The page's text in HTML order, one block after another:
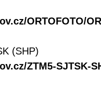
ORTOFOTO/
(SHP)
ZTM5-SJTSK-